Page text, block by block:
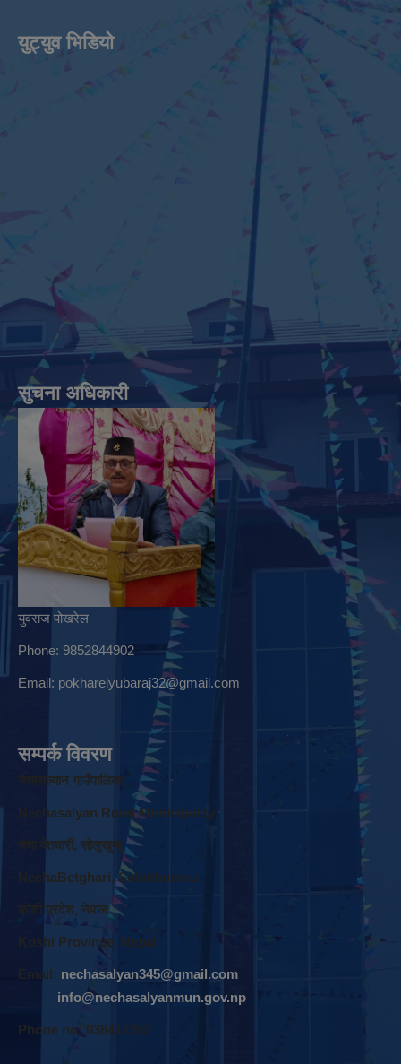
युट्युव भिडियाे
सुचना अधिकारी
युवराज पोखरेल
Phone: 9852844902
Email: pokharelyubaraj32@gmail.com
सम्पर्क विवरण
नेचासल्यान गाउँपालिका
Nechasalyan Rural Municipality
नेचा वेतघारी, साेलुखुम्बु
NechaBetghari, Solukhumbu
काेशी प्रदेश, नेपाल
Koshi Province, Nepal
Email: nechasalyan345@gmail.com
info@nechasalyanmun.gov.np
Phone no: 038412302